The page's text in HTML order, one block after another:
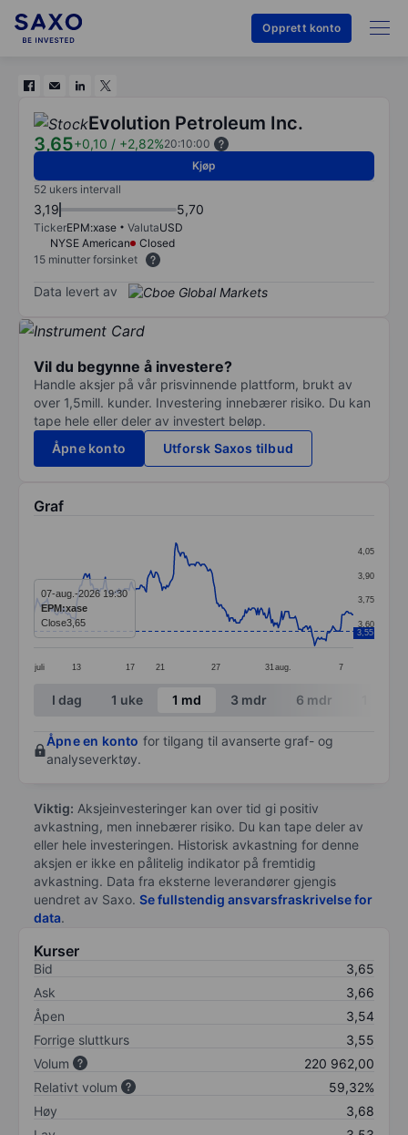
Opprett konto
Evolution Petroleum Inc.
3,65+0,10 / +2,82%20:10:00
Kjøp
52 ukers intervall
3,19 5,70
TickerEPM:xase ValutaUSD
NYSE American
Closed
15 minutter forsinket
Data levert av
Vil du begynne å investere?
Handle aksjer på vår prisvinnende plattform, brukt av
over 1,5mill. kunder. Investering innebærer risiko. Du kan
tape hele eller deler av investert beløp.
Åpne konto
Utforsk Saxos tilbud
Graf
Line chart with 282 data points.
The chart has 1 X axis displaying categories.
The chart has 1 Y axis displaying values. Data
juli 13 17 21 27 31 aug. 7
3,60
3,75
3,90
4,05
3,55
07-aug.-2026 19:30
EPM:xase
Close3,65
End of interactive chart.
I dag 1 uke 1 md 3 mdr 6 mdr
Åpne en konto for tilgang til avanserte graf- og
analyseverktøy.
Viktig: Aksjeinvesteringer kan over tid gi positiv
avkastning, men innebærer risiko. Du kan tape deler av
eller hele investeringen. Historisk avkastning for denne
aksjen er ikke en pålitelig indikator på fremtidig
avkastning. Data fra eksterne leverandører gjengis
uendret av Saxo. Se fullstendig ansvarsfraskrivelse for
data.
Kurser
Bid
3,65
Ask
3,66
Åpen
3,54
Forrige sluttkurs
3,55
Volum
220 962,00
Relativt volum
59,32%
Høy
3,68